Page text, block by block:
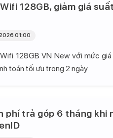
128GB, giảm giá
128GB VN New với mức giá
toán tối ưu trong 2 ngày.
01:00
phí trả góp 6 tháng khi